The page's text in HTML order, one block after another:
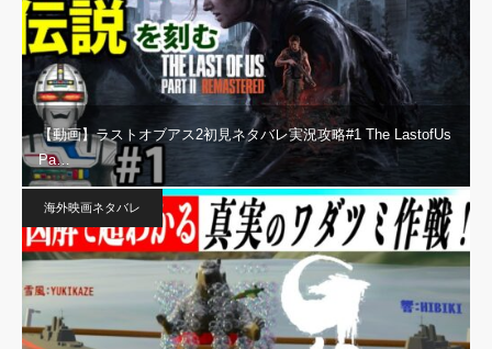
【動画】ラストオブアス2初見ネタバレ実況攻略#1 The LastofUs
Pa…
海外映画ネタバレ